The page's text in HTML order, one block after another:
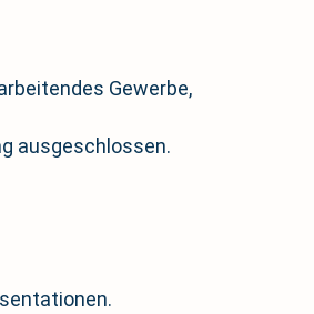
Gewerbe,
ausgeschlossen.